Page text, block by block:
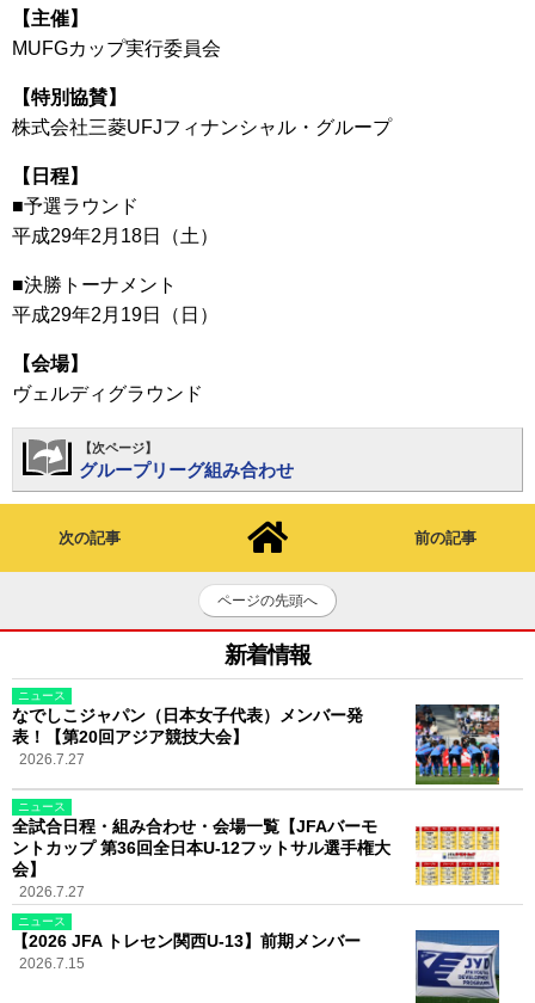
【主催】
MUFGカップ実行委員会
【特別協賛】
株式会社三菱UFJフィナンシャル・グループ
【日程】
■予選ラウンド
平成29年2月18日（土）
■決勝トーナメント
平成29年2月19日（日）
【会場】
ヴェルディグラウンド
【次ページ】
グループリーグ組み合わせ
次の記事 前の記事
ページの先頭へ
新着情報
ニュース
なでしこジャパン（日本女子代表）メンバー発
表！【第20回アジア競技大会】
2026.7.27
ニュース
全試合日程・組み合わせ・会場一覧【JFAバーモ
ントカップ 第36回全日本U-12フットサル選手権大
会】
2026.7.27
ニュース
【2026 JFA トレセン関西U-13】前期メンバー
2026.7.15